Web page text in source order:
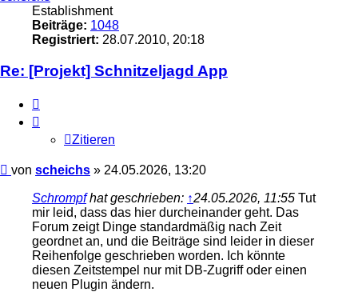
Establishment
Beiträge: 1048
Registriert: 28.07.2010, 20:18
Re: [Projekt] Schnitzeljagd App
Zitieren
Beitrag
von scheichs » 24.05.2026, 13:20
Schrompfhat geschrieben: ↑24.05.2026, 11:55 Tut
mir leid, dass das hier durcheinander geht. Das
Forum zeigt Dinge standardmäßig nach Zeit
geordnet an, und die Beiträge sind leider in dieser
Reihenfolge geschrieben worden. Ich könnte
diesen Zeitstempel nur mit DB-Zugriff oder einen
neuen Plugin ändern.